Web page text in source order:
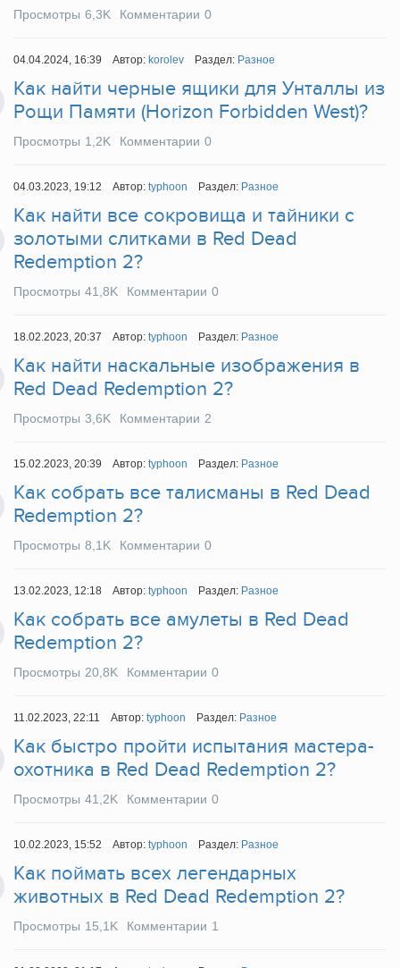
Просмотры 6,3K Комментарии 0
04.04.2024, 16:39 Автор: korolev Раздел: Разное
Как найти черные ящики для Унталлы из
Рощи Памяти (Horizon Forbidden West)?
Просмотры 1,2K Комментарии 0
04.03.2023, 19:12 Автор: typhoon Раздел: Разное
Как найти все сокровища и тайники с
золотыми слитками в Red Dead
Redemption 2?
Просмотры 41,8K Комментарии 0
18.02.2023, 20:37 Автор: typhoon Раздел: Разное
Как найти наскальные изображения в
Red Dead Redemption 2?
Просмотры 3,6K Комментарии 2
15.02.2023, 20:39 Автор: typhoon Раздел: Разное
Как собрать все талисманы в Red Dead
Redemption 2?
Просмотры 8,1K Комментарии 0
13.02.2023, 12:18 Автор: typhoon Раздел: Разное
Как собрать все амулеты в Red Dead
Redemption 2?
Просмотры 20,8K Комментарии 0
11.02.2023, 22:11 Автор: typhoon Раздел: Разное
Как быстро пройти испытания мастера-
охотника в Red Dead Redemption 2?
Просмотры 41,2K Комментарии 0
10.02.2023, 15:52 Автор: typhoon Раздел: Разное
Как поймать всех легендарных
животных в Red Dead Redemption 2?
Просмотры 15,1K Комментарии 1